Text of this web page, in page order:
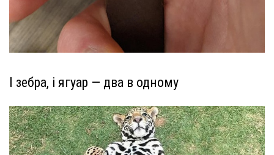
І зебра, і ягуар — два в одному